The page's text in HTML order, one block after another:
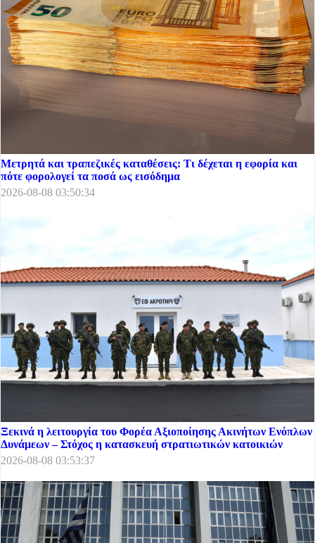
Μετρητά και τραπεζικές καταθέσεις: Τι δέχεται η εφορία και
πότε φορολογεί τα ποσά ως εισόδημα
2026-08-08 03:50:34
Ξεκινά η λειτουργία του Φορέα Αξιοποίησης Ακινήτων Ενόπλων
Δυνάμεων – Στόχος η κατασκευή στρατιωτικών κατοικιών
2026-08-08 03:53:37